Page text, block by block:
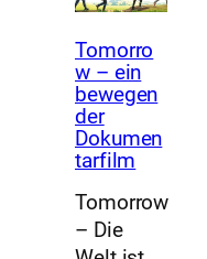
Tomorro
w – ein
bewegen
der
Dokumen
tarfilm
Tomorrow
– Die